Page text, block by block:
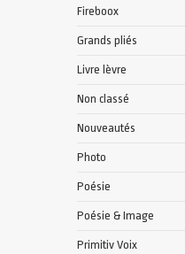
Fireboox
Grands pliés
Livre lèvre
Non classé
Nouveautés
Photo
Poésie
Poésie & Image
Primitiv Voix